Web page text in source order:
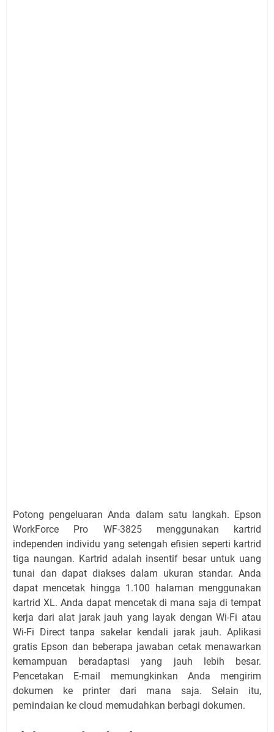
Potong pengeluaran Anda dalam satu langkah. Epson
WorkForce Pro WF-3825 menggunakan kartrid
independen individu yang setengah efisien seperti kartrid
tiga naungan. Kartrid adalah insentif besar untuk uang
tunai dan dapat diakses dalam ukuran standar. Anda
dapat mencetak hingga 1.100 halaman menggunakan
kartrid XL. Anda dapat mencetak di mana saja di tempat
kerja dari alat jarak jauh yang layak dengan Wi-Fi atau
Wi-Fi Direct tanpa sakelar kendali jarak jauh. Aplikasi
gratis Epson dan beberapa jawaban cetak menawarkan
kemampuan beradaptasi yang jauh lebih besar.
Pencetakan E-mail memungkinkan Anda mengirim
dokumen ke printer dari mana saja. Selain itu,
pemindaian ke cloud memudahkan berbagi dokumen.